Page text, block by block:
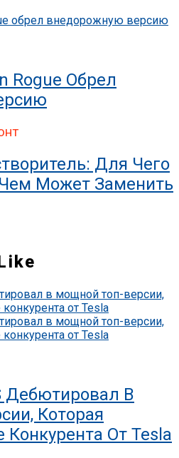
Rogue Обрел
Для Чего
Может Заменить
Дебютировал В
Которая
От Tesla